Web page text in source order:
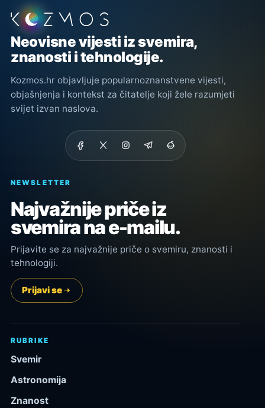
Podnožje stranice
Neovisne vijesti iz svemira,
znanosti i tehnologije.
Kozmos.hr objavljuje popularnoznanstvene vijesti,
objašnjenja i kontekst za čitatelje koji žele razumjeti
svijet izvan naslova.
NEWSLETTER
Najvažnije priče iz
svemira na e-mailu.
Prijavite se za najvažnije priče o svemiru, znanosti i
tehnologiji.
Prijavi se
RUBRIKE
Svemir
Astronomija
Znanost